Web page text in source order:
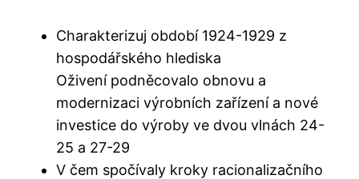
Charakterizuj období 1924-1929 z
hospodářského hlediska
Oživení podněcovalo obnovu a
modernizaci výrobních zařízení a nové
investice do výroby ve dvou vlnách 24-
25 a 27-29
V čem spočívaly kroky racionalizačního